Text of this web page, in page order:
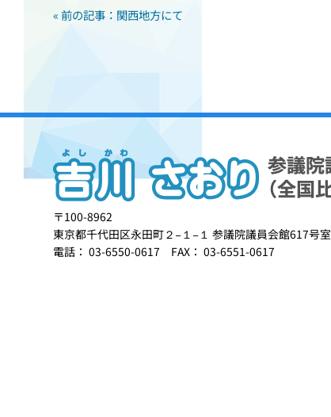
« 前の記事：関西地方にて
〒100-8962
東京都千代田区永田町２−１−１ 参議院議員会館617号室
電話： 03-6550-0617 FAX： 03-6551-0617